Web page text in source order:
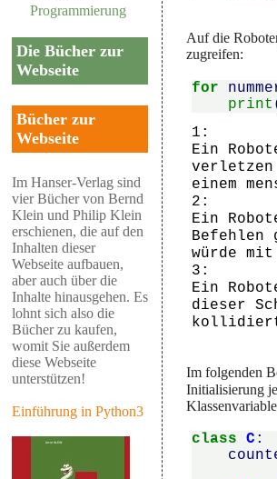
Programmierung
Die Bücher zur
Webseite
Bücher zur
Webseite
Im Hanser-Verlag sind
vier Bücher von Bernd
Klein und Philip Klein
erschienen, die auf den
Inhalten dieser
Webseite aufbauen,
aber auch über die
Inhalte hinausgehen. Es
lohnt sich also die
Bücher zu kaufen,
womit Sie außerdem
diese Webseite
unterstützen!
Einführung in Python3
Auf die
zugreifen:
for
print
1:
Ein
einem
2:
Ein
Befehlen
würde
3:
Ein
dieser
Im folgenden
Initialisierung
class C :